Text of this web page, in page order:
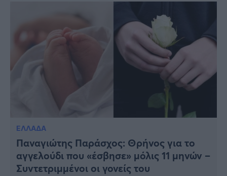
ΕΛΛΑΔΑ
Παναγιώτης Παράσχος: Θρήνος για το
αγγελούδι που «έσβησε» μόλις 11 μηνών –
Συντετριμμένοι οι γονείς του